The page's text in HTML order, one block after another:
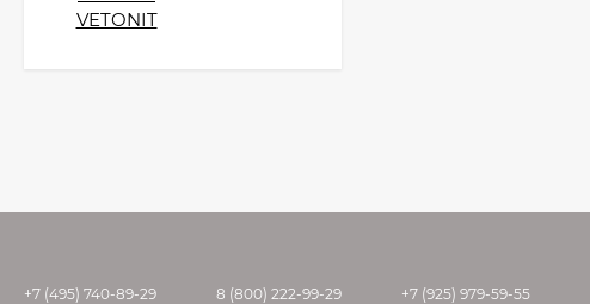
VETONIT
+7 (495) 740-89-29 8 (800) 222-99-29 +7 (925) 979-59-55